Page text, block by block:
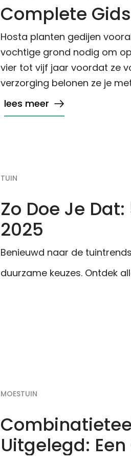
Complete Gids
Hosta planten gedijen
vochtige grond nodig om
vier tot vijf jaar voordat ze
verzorging belonen ze je
lees meer
TUIN
Zo Doe Je
2025
Benieuwd naar de
duurzame keuzes. Ontdek
MOESTUIN
Uitgelegd: